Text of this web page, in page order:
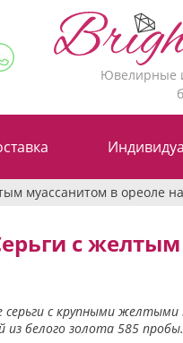
Ювелирные
муассанитом в ореоле
с
с крупными желтыми
из белого золота 585 пробы.